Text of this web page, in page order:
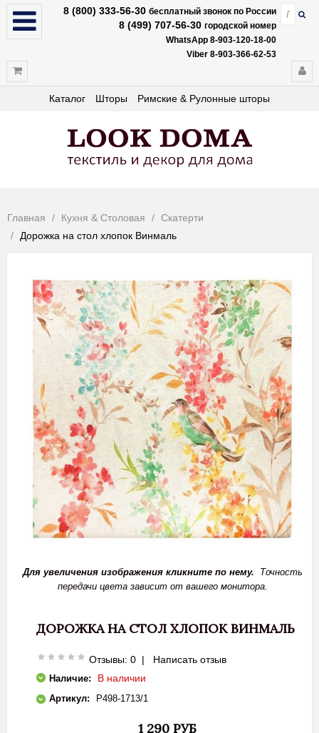
8 (800) 333-56-30 бесплатный звонок по России
8 (499) 707-56-30 городской номер
WhatsApp 8-903-120-18-00
Viber 8-903-366-62-53
Каталог Шторы Римские & Рулонные шторы
Главная Кухня & Столовая
Скатерти
Дорожка на стол хлопок Винмаль
Для увеличения изображения кликните по нему. Точность
передачи цвета зависит от вашего монитора.
ДОРОЖКА НА СТОЛ ХЛОПОК ВИНМАЛЬ
Отзывы: 0 | Написать отзыв
Наличие: В наличии
Артикул: P498-1713/1
1 290 РУБ